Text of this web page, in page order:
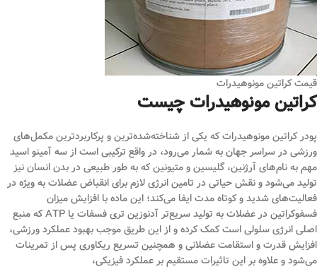
قیمت کراتین مونوهیدرات
کراتین مونوهیدرات چیست
پودر کراتین مونوهیدرات که یکی از شناخته‌شده‌ترین و پرکاربردترین مکمل‌های
ورزشی در سراسر جهان به شمار می‌رود، در واقع ترکیبی است از سه آمینو اسید
مهم به نام‌های آرژنین، گلیسین و متیونین که به طور طبیعی در بدن انسان نیز
تولید می‌شود و نقش حیاتی در تامین انرژی لازم برای انقباض عضلات به ویژه در
فعالیت‌های شدید و کوتاه مدت ایفا می‌کند؛ این ماده با افزایش میزان
فسفوکراتین در عضلات به تولید سریع‌تر آدنوزین تری فسفات یا ATP که منبع
اصلی انرژی سلولی است کمک کرده و از این طریق موجب بهبود عملکرد ورزشی،
افزایش قدرت و استقامت عضلانی و همچنین تسریع ریکاوری پس از تمرینات
می‌شود و علاوه بر این تاثیرات مستقیم بر عملکرد فیزیکی،